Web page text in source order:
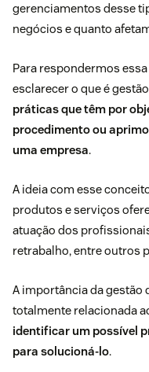
gerenciamentos desse
negócios e quanto
Para respondermos
esclarecer o que é
práticas que têm por
procedimento ou
uma empresa.
A ideia com esse
produtos e serviços
atuação dos
retrabalho, entre outros
A importância da gestão
totalmente relacionada
identificar um possível
para solucioná-lo.